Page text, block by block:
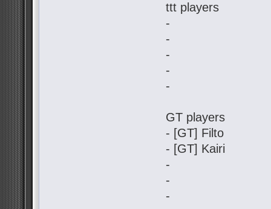
ttt players
-
-
-
-
-
GT players
- [GT] Filto
- [GT] Kairi
-
-
-